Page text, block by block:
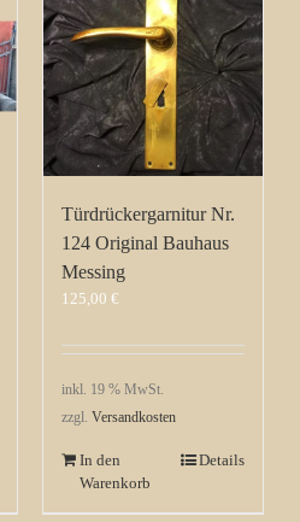
Türdrückergarnitur Nr.
124 Original Bauhaus
Messing
125,00 €
inkl. 19 % MwSt.
zzgl. Versandkosten
In den
Warenkorb
Details